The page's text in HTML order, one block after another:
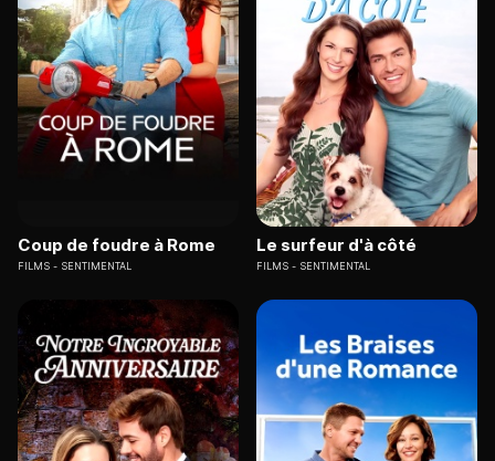
Coup de foudre à Rome
FILMS SENTIMENTAL
Le surfeur d'à côté
FILMS SENTIMENTAL